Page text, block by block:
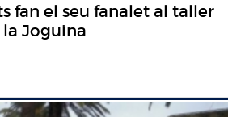
fan el seu fanalet al taller
Joguina